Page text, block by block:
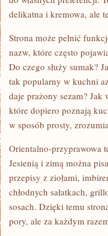
delikatna i kremowa, ale
Strona może pełnić
nazw, które często
Do czego służy sumak?
tak popularny w kuchni
daje prażony sezam?
które dopiero poznają
w sposób prosty,
Orientalno-przyprawowa
Jesienią i zimą można
przepisy z ziołami,
chłodnych sałatkach,
sosach. Dzięki temu
pory, ale za każdym